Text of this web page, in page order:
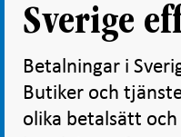
Sverige
Betalningar i
Butiker och
olika betalsätt